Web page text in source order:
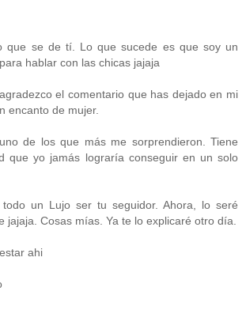
que se de tí. Lo que sucede es que soy un
hablar con las chicas jajaja
el comentario que has dejado en mi
encanto de mujer.
de los que más me sorprendieron. Tiene
que yo jamás lograría conseguir en un solo
todo un Lujo ser tu seguidor. Ahora, lo seré
jajaja. Cosas mías. Ya te lo explicaré otro día.
ahi